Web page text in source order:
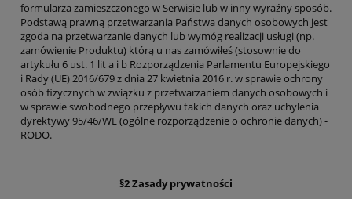
formularza zamieszczonego w Serwisie lub w inny wyraźny sposób.
Podstawą prawną przetwarzania Państwa danych osobowych jest
zgoda na przetwarzanie danych lub wymóg realizacji usługi (np.
zamówienie Produktu) którą u nas zamówiłeś (stosownie do
artykułu 6 ust. 1 lit a i b Rozporządzenia Parlamentu Europejskiego
i Rady (UE) 2016/679 z dnia 27 kwietnia 2016 r. w sprawie ochrony
osób fizycznych w związku z przetwarzaniem danych osobowych i
w sprawie swobodnego przepływu takich danych oraz uchylenia
dyrektywy 95/46/WE (ogólne rozporządzenie o ochronie danych) -
RODO.
§2 Zasady prywatności